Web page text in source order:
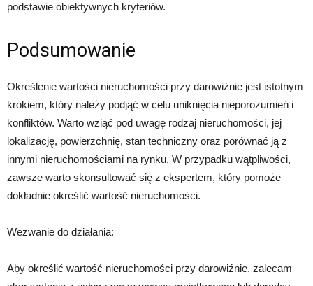
podstawie obiektywnych kryteriów.
Podsumowanie
Określenie wartości nieruchomości przy darowiźnie jest istotnym
krokiem, który należy podjąć w celu uniknięcia nieporozumień i
konfliktów. Warto wziąć pod uwagę rodzaj nieruchomości, jej
lokalizację, powierzchnię, stan techniczny oraz porównać ją z
innymi nieruchomościami na rynku. W przypadku wątpliwości,
zawsze warto skonsultować się z ekspertem, który pomoże
dokładnie określić wartość nieruchomości.
Wezwanie do działania:
Aby określić wartość nieruchomości przy darowiźnie, zalecam